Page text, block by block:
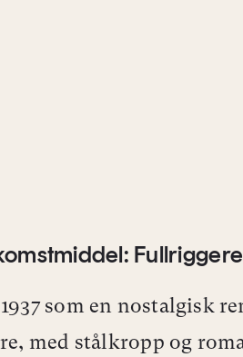
som en nostalgisk
med stålkropp og